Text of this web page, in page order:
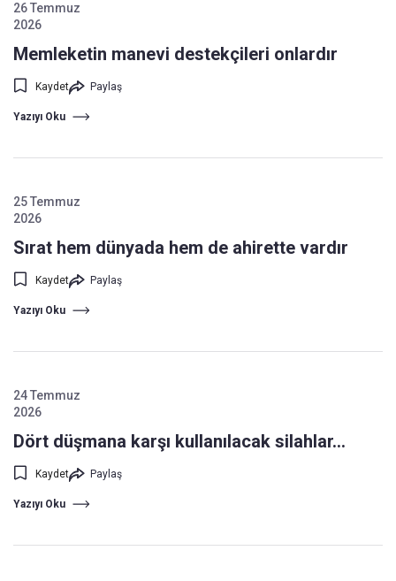
26 Temmuz
2026
Memleketin manevi destekçileri onlardır
Kaydet Paylaş
Yazıyı Oku
25 Temmuz
2026
Sırat hem dünyada hem de ahirette vardır
Kaydet Paylaş
Yazıyı Oku
24 Temmuz
2026
Dört düşmana karşı kullanılacak silahlar…
Kaydet Paylaş
Yazıyı Oku